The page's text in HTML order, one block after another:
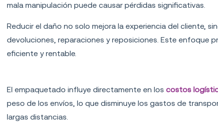
mala manipulación puede causar pérdidas significativas.
Reducir el daño no solo mejora la experiencia del cliente,
devoluciones, reparaciones y reposiciones. Este enfoque
eficiente y rentable.
El empaquetado influye directamente en loscostos
peso de los envíos, lo que disminuye los gastos de
largas distancias.